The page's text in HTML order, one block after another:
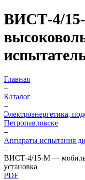
ВИСТ-4/
Главная
–
Каталог
–
Электроэнергетика,
Петропавловске
–
Аппараты испытания
–
ВИСТ-4/15-М —
установка
PDF